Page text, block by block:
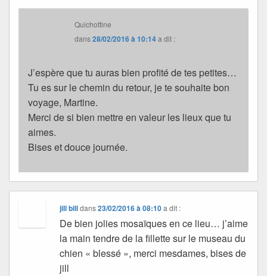
Quichottine
dans28/02/2016 à 10:14a dit :
J’espère que tu auras bien profité de tes petites…
Tu es sur le chemin du retour, je te souhaite bon
voyage, Martine.
Merci de si bien mettre en valeur les lieux que tu
aimes.
Bises et douce journée.
jill billdans23/02/2016 à 08:10 a dit :
De bien jolies mosaïques en ce lieu… j’aime
la main tendre de la fillette sur le museau du
chien « blessé », merci mesdames, bises de
jill